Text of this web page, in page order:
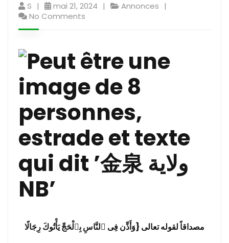
S mai 21, 2024
Annonces
No Comments
مصداقاً لقوله تعالى {وَأَذِّن فِى ٱلنَّاسِ بِٱلْحَجِّ يَأْتُوكَ رِجَالًا